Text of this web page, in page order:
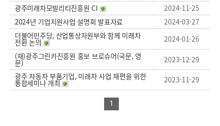
광주미래차모빌리티진흥원 CI
2024-11-25
2024년 기업지원사업 설명회 발표자료
2024-03-27
더불어민주당, 산업통상자원부와 함께 미래차
전환 논의
2024-01-26
(재)광주그린카진흥원 홍보 브로슈어(국문, 영
문)
2023-12-29
광주 자동차 부품기업, 미래차 사업 재편을 위한
통합세미나 개최 2023-11-29
1